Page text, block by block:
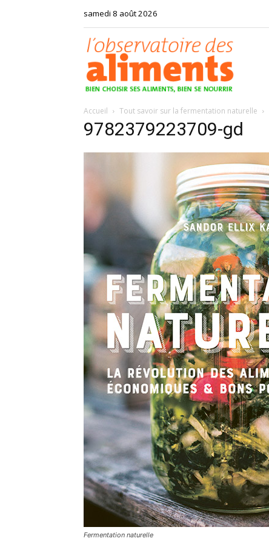
samedi 8 août 2026
des
aliments
Accueil Tout savoir sur la fermentation naturelle
9782379223709-gd
Fermentation naturelle